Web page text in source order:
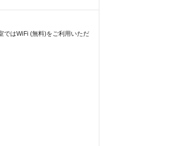
ではWiFi (無料)をご利用いただ